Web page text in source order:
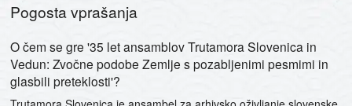
Pogosta vprašanja
O čem se gre '35 let ansamblov Trutamora Slovenica in
Vedun: Zvočne podobe Zemlje s pozabljenimi pesmimi in
glasbili preteklosti'?